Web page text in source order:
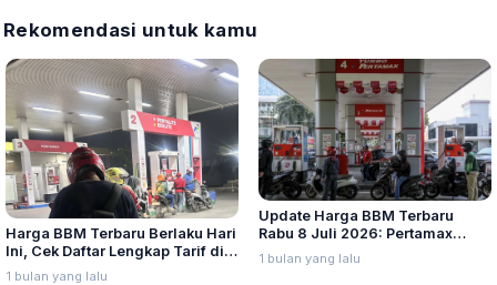
Rekomendasi untuk kamu
Harga BBM Terbaru Berlaku Hari
Ini, Cek Daftar Lengkap Tarif di
Seluruh Indonesia
1 bulan yang lalu
Update Harga BBM Terbaru
Rabu 8 Juli 2026: Pertamax
Turbo, Dexlite, dan Pertamina
Dex Turun
1 bulan yang lalu